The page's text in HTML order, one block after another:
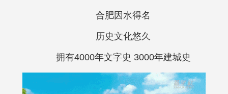
合肥因水得名
历史文化悠久
拥有4000年文字史 3000年建城史